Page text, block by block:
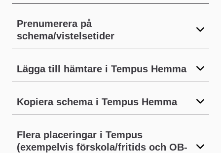
Prenumerera på
schema/vistelsetider
Lägga till hämtare i Tempus Hemma
Kopiera schema i Tempus Hemma
Flera placeringar i Tempus
(exempelvis förskola/fritids och OB-